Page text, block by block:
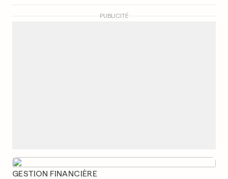
PUBLICITÉ
GESTION FINANCIÈRE